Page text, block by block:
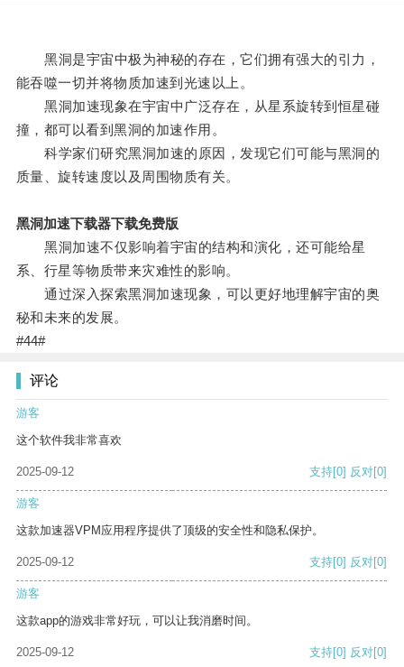
黑洞是宇宙中极为神秘的存在，它们拥有强大的引力，
能吞噬一切并将物质加速到光速以上。
黑洞加速现象在宇宙中广泛存在，从星系旋转到恒星碰
撞，都可以看到黑洞的加速作用。
科学家们研究黑洞加速的原因，发现它们可能与黑洞的
质量、旋转速度以及周围物质有关。
黑洞加速下载器下载免费版
黑洞加速不仅影响着宇宙的结构和演化，还可能给星
系、行星等物质带来灾难性的影响。
通过深入探索黑洞加速现象，可以更好地理解宇宙的奥
秘和未来的发展。
#44#
评论
游客
这个软件我非常喜欢
2025-09-12 支持[0] 反对[0]
游客
这款加速器VPM应用程序提供了顶级的安全性和隐私保护。
2025-09-12 支持[0] 反对[0]
游客
这款app的游戏非常好玩，可以让我消磨时间。
2025-09-12 支持[0] 反对[0]